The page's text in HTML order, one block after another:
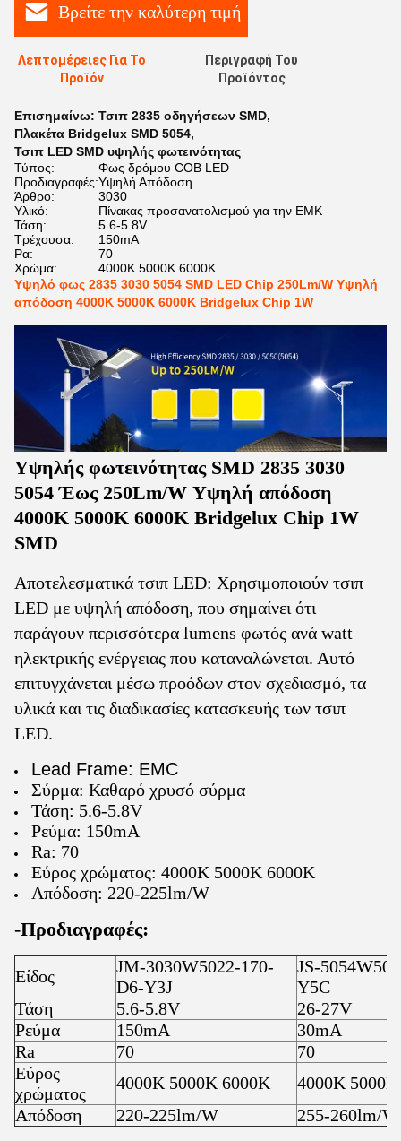
Βρείτε την καλύτερη τιμή
Λεπτομέρειες Για Το
Προϊόν
Περιγραφή Του
Προϊόντος
Επισημαίνω: Τσιπ 2835 οδηγήσεων SMD,
Πλακέτα Bridgelux SMD 5054,
Τσιπ LED SMD υψηλής φωτεινότητας
Τύπος:
Φως δρόμου COB LED
Προδιαγραφές:Υψηλή Απόδοση
Άρθρο:
3030
Υλικό:
Πίνακας προσανατολισμού για την ΕΜΚ
Τάση:
5.6-5.8V
Τρέχουσα:
150mA
Ρα:
70
Χρώμα:
4000K 5000K 6000K
Υψηλό φως 2835 3030 5054 SMD LED Chip 250Lm/W Υψηλή
απόδοση 4000K 5000K 6000K Bridgelux Chip 1W
Υψηλής φωτεινότητας SMD 2835 3030
5054 Έως 250Lm/W Υψηλή απόδοση
4000K 5000K 6000K Bridgelux Chip 1W
SMD
Αποτελεσματικά τσιπ LED: Χρησιμοποιούν τσιπ
LED με υψηλή απόδοση, που σημαίνει ότι
παράγουν περισσότερα lumens φωτός ανά watt
ηλεκτρικής ενέργειας που καταναλώνεται. Αυτό
επιτυγχάνεται μέσω προόδων στον σχεδιασμό, τα
υλικά και τις διαδικασίες κατασκευής των τσιπ
LED.
Lead Frame: EMC
Σύρμα: Καθαρό χρυσό σύρμα
Τάση: 5.6-5.8V
Ρεύμα: 150mA
Ra: 70
Εύρος χρώματος: 4000K 5000K 6000K
Απόδοση: 220-225lm/W
-Προδιαγραφές:
Είδος
JM-3030W5022-170-
D6-Y3J
JS-
Y5C
Τάση
5.6-5.8V
26-27V
Ρεύμα
150mA
30mA
Ra
70
70
Εύρος
χρώματος
4000K 5000K 6000K
4000K
Απόδοση
220-225lm/W 255-260lm/W